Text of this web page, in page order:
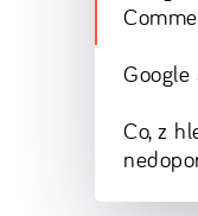
Google
Co, z